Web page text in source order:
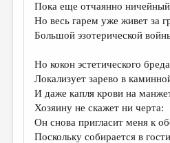
КУЛЬТУРОВЕДЕНИЕ
ПУБЛИЦИСТИКА
РЕЦЕНЗИРОВАНИЕ
ЦИКЛЫ ПУБЛИКАЦИЙ
ТРЕДИАКОВСКИЙ
МЕДИА
Пока еще отчаянно
Но весь гарем уже живет за
Большой эзотерической
Но кокон эстетического бреда
Локализует зарево в
И даже капля крови на
Хозяину не скажет ни черта:
Он снова пригласит меня к
Поскольку собирается в